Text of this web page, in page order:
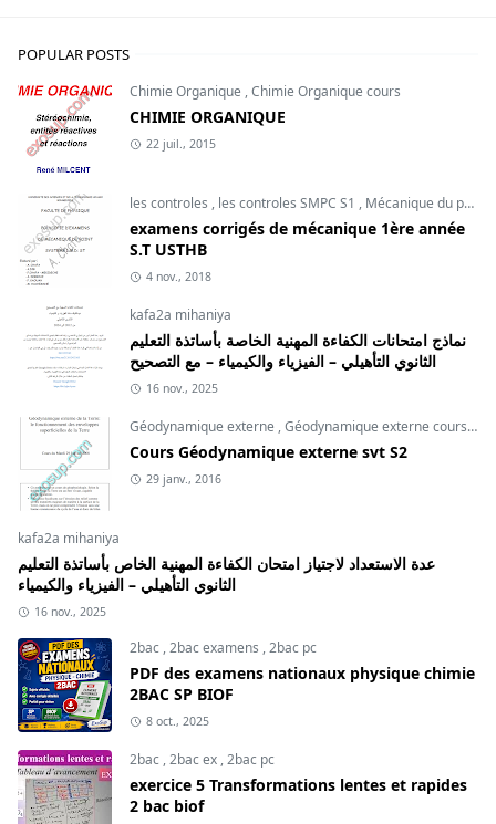
POPULAR POSTS
Chimie Organique ,Chimie Organique cours
CHIMIE ORGANIQUE
22 juil., 2015
les controles , les controles SMPC S1 , Mécanique du point
examens corrigés de mécanique 1ère année
S.T USTHB
4 nov., 2018
kafa2a mihaniya
نماذج امتحانات الكفاءة المهنية الخاصة بأساتذة التعليم
الثانوي التأهيلي – الفيزياء والكيمياء – مع التصحيح
16 nov., 2025
Géodynamique externe ,Géodynamique externe cours ,
Cours Géodynamique externe svt S2
29 janv., 2016
kafa2a mihaniya
عدة الاستعداد لاجتياز امتحان الكفاءة المهنية الخاص بأساتذة التعليم
الثانوي التأهيلي – الفيزياء والكيمياء
16 nov., 2025
2bac ,2bac examens ,2bac pc
PDF des examens nationaux physique chimie
2BAC SP BIOF
8 oct., 2025
2bac ,2bac ex ,2bac pc
exercice 5 Transformations lentes et rapides
2 bac biof